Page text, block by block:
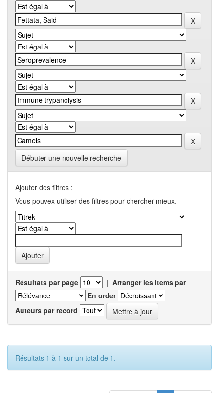
Débuter une nouvelle recherche
Ajouter des filtres :
Vous pouvex utiliser des filtres pour chercher mieux.
Résultats par page | Arranger les items par
En order
Auteurs par record
Résultats 1 à 1 sur un total de 1.